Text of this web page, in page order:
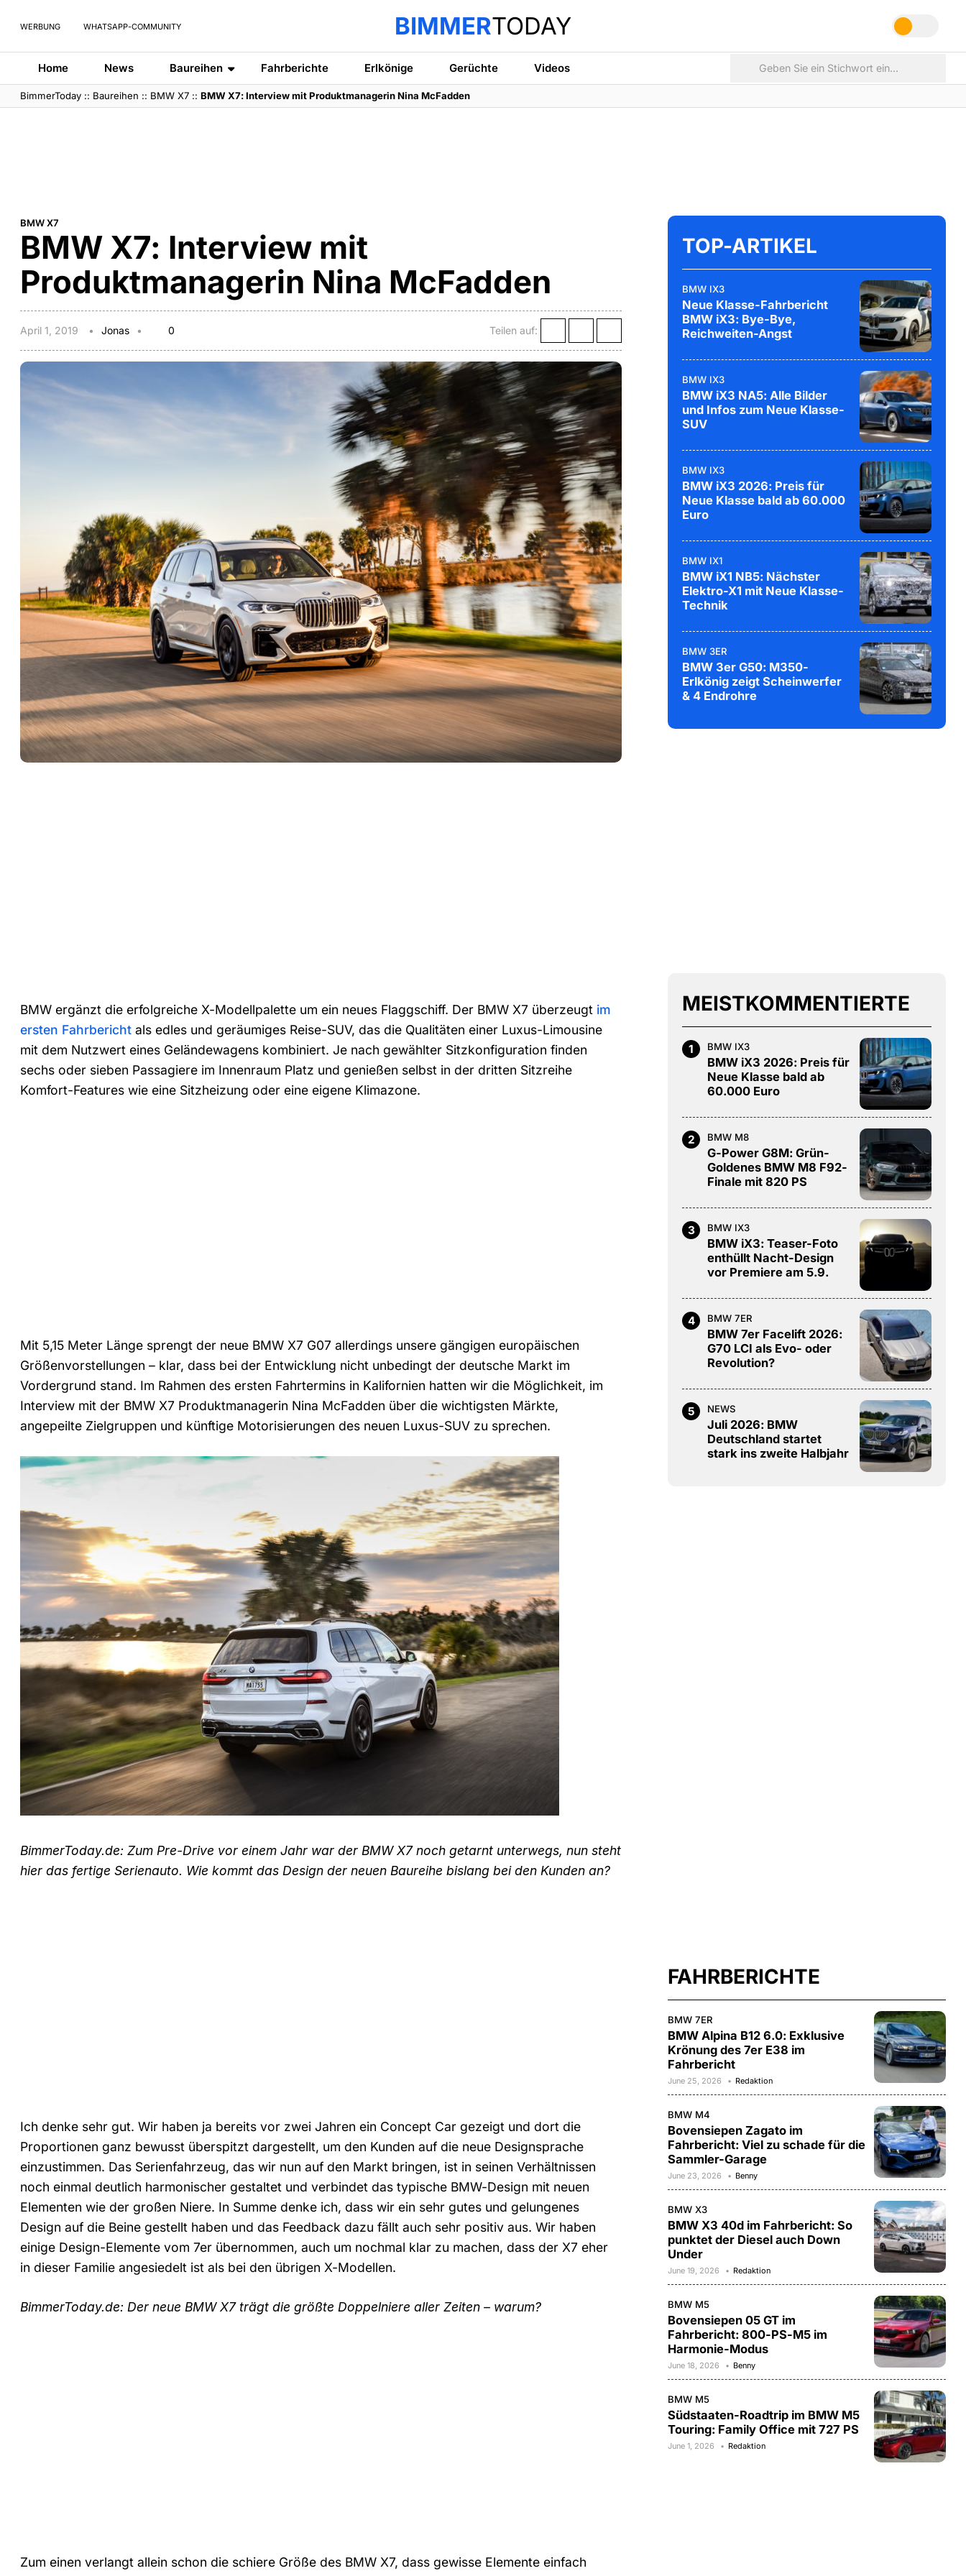
WERBUNG WHATSAPP-COMMUNITY BIMMERTODAY
Home News Baureihen Fahrberichte Erlkönige Gerüchte Videos
BimmerToday :: Baureihen :: BMW X7 ::BMW X7: Interview mit Produktmanagerin Nina McFadden
BMW X7
BMW X7: Interview mit
Produktmanagerin Nina McFadden
April 1, 2019 Jonas 0 Teilen auf:
BMW ergänzt die erfolgreiche X-Modellpalette um ein neues Flaggschiff. Der BMW X7 überzeugt im
ersten Fahrbericht als edles und geräumiges Reise-SUV, das die Qualitäten einer Luxus-Limousine
mit dem Nutzwert eines Geländewagens kombiniert. Je nach gewählter Sitzkonfiguration finden
sechs oder sieben Passagiere im Innenraum Platz und genießen selbst in der dritten Sitzreihe
Komfort-Features wie eine Sitzheizung oder eine eigene Klimazone.
Mit 5,15 Meter Länge sprengt der neue BMW X7 G07 allerdings unsere gängigen europäischen
Größenvorstellungen – klar, dass bei der Entwicklung nicht unbedingt der deutsche Markt im
Vordergrund stand. Im Rahmen des ersten Fahrtermins in Kalifornien hatten wir die Möglichkeit, im
Interview mit der BMW X7 Produktmanagerin Nina McFadden über die wichtigsten Märkte,
angepeilte Zielgruppen und künftige Motorisierungen des neuen Luxus-SUV zu sprechen.
BimmerToday.de: Zum Pre-Drive vor einem Jahr war der BMW X7 noch getarnt unterwegs, nun steht
hier das fertige Serienauto. Wie kommt das Design der neuen Baureihe bislang bei den Kunden an?
Ich denke sehr gut. Wir haben ja bereits vor zwei Jahren ein Concept Car gezeigt und dort die
Proportionen ganz bewusst überspitzt dargestellt, um den Kunden auf die neue Designsprache
einzustimmen. Das Serienfahrzeug, das wir nun auf den Markt bringen, ist in seinen Verhältnissen
noch einmal deutlich harmonischer gestaltet und verbindet das typische BMW-Design mit neuen
Elementen wie der großen Niere. In Summe denke ich, dass wir ein sehr gutes und gelungenes
Design auf die Beine gestellt haben und das Feedback dazu fällt auch sehr positiv aus. Wir haben
einige Design-Elemente vom 7er übernommen, auch um nochmal klar zu machen, dass der X7 eher
in dieser Familie angesiedelt ist als bei den übrigen X-Modellen.
BimmerToday.de: Der neue BMW X7 trägt die größte Doppelniere aller Zeiten – warum?
Zum einen verlangt allein schon die schiere Größe des BMW X7, dass gewisse Elemente einfach
TOP-ARTIKEL
BMW IX3
Neue Klasse-Fahrbericht
BMW iX3: Bye-Bye,
Reichweiten-Angst
BMW IX3
BMW iX3 NA5: Alle Bilder
und Infos zum Neue Klasse-
SUV
BMW IX3
BMW iX3 2026: Preis für
Neue Klasse bald ab 60.000
Euro
BMW IX1
BMW iX1 NB5: Nächster
Elektro-X1 mit Neue Klasse-
Technik
BMW 3ER
BMW 3er G50: M350-
Erlkönig zeigt Scheinwerfer
& 4 Endrohre
MEISTKOMMENTIERTE
1 BMW IX3
BMW iX3 2026: Preis für
Neue Klasse bald ab
60.000 Euro
2 BMW M8
G-Power G8M: Grün-
Goldenes BMW M8 F92-
Finale mit 820 PS
3 BMW IX3
BMW iX3: Teaser-Foto
enthüllt Nacht-Design
vor Premiere am 5.9.
4 BMW 7ER
BMW 7er Facelift 2026:
G70 LCI als Evo- oder
Revolution?
5 NEWS
Juli 2026: BMW
Deutschland startet
stark ins zweite Halbjahr
FAHRBERICHTE
BMW 7ER
BMW Alpina B12 6.0: Exklusive
Krönung des 7er E38 im
Fahrbericht
June 25, 2026 Redaktion
BMW M4
Bovensiepen Zagato im
Fahrbericht: Viel zu schade für die
Sammler-Garage
June 23, 2026 Benny
BMW X3
BMW X3 40d im Fahrbericht: So
punktet der Diesel auch Down
Under
June 19, 2026 Redaktion
BMW M5
Bovensiepen 05 GT im
Fahrbericht: 800-PS-M5 im
Harmonie-Modus
June 18, 2026 Benny
BMW M5
Südstaaten-Roadtrip im BMW M5
Touring: Family Office mit 727 PS
June 1, 2026 Redaktion